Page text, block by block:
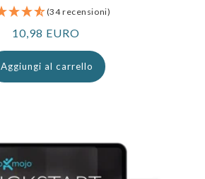
(34 recensioni)
Prezzo
normale
10,98 EURO
Aggiungi al carrello